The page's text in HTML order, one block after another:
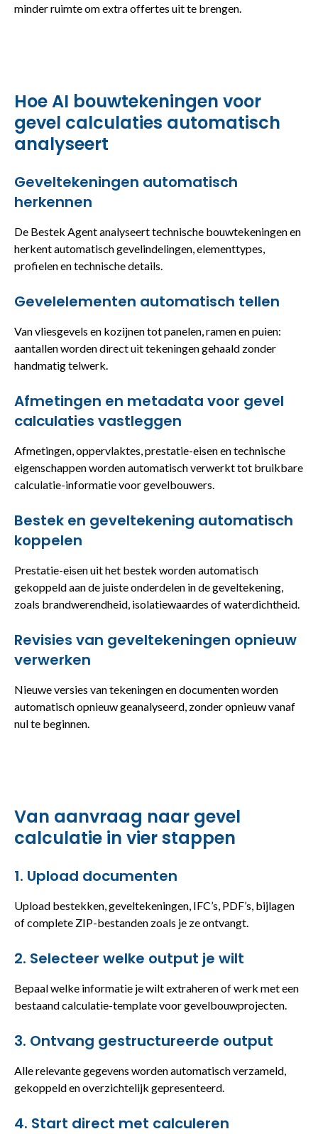
minder ruimte om extra offertes uit te brengen.
Hoe AI bouwtekeningen voor
gevel calculaties automatisch
analyseert
Geveltekeningen automatisch
herkennen
De Bestek Agent analyseert technische bouwtekeningen en
herkent automatisch gevelindelingen, elementtypes,
profielen en technische details.
Gevelelementen automatisch tellen
Van vliesgevels en kozijnen tot panelen, ramen en puien:
aantallen worden direct uit tekeningen gehaald zonder
handmatig telwerk.
Afmetingen en metadata voor gevel
calculaties vastleggen
Afmetingen, oppervlaktes, prestatie-eisen en technische
eigenschappen worden automatisch verwerkt tot bruikbare
calculatie-informatie voor gevelbouwers.
Bestek en geveltekening automatisch
koppelen
Prestatie-eisen uit het bestek worden automatisch
gekoppeld aan de juiste onderdelen in de geveltekening,
zoals brandwerendheid, isolatiewaardes of waterdichtheid.
Revisies van geveltekeningen opnieuw
verwerken
Nieuwe versies van tekeningen en documenten worden
automatisch opnieuw geanalyseerd, zonder opnieuw vanaf
nul te beginnen.
Van aanvraag naar gevel
calculatie in vier stappen
1. Upload documenten
Upload bestekken, geveltekeningen, IFC’s, PDF’s, bijlagen
of complete ZIP-bestanden zoals je ze ontvangt.
2. Selecteer welke output je wilt
Bepaal welke informatie je wilt extraheren of werk met een
bestaand calculatie-template voor gevelbouwprojecten.
3. Ontvang gestructureerde output
Alle relevante gegevens worden automatisch verzameld,
gekoppeld en overzichtelijk gepresenteerd.
4. Start direct met calculeren